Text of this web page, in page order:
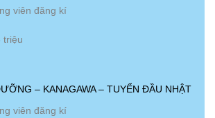
viên đăng kí
triệu
– KANAGAWA – TUYỂN ĐẦU NHẬT
viên đăng kí